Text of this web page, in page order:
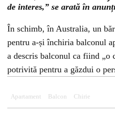
de interes,” se arată în
În schimb, în Australia, un
pentru a-și închiria balconul
a descris balconul ca fiind „o
potrivită pentru a găzdui o
Apartament Balcon Chirie